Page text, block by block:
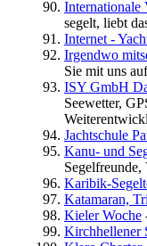
Internationale
segelt, liebt
Internet -
Irgendwo
Sie mit uns
ISY GmbH
Seewetter,
Jachtschule
Kanu- und
Segelfreunde,
Karibik-
Katamaran,
Kieler Woche
Kirchhellener